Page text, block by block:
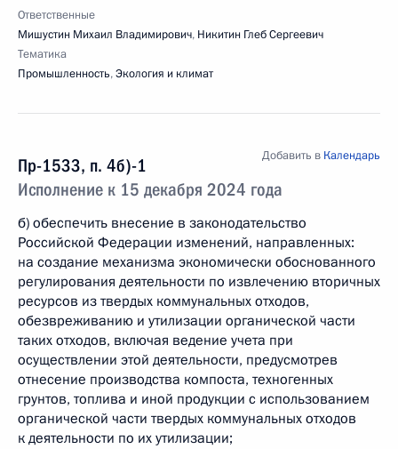
Ответственные
Мишустин Михаил Владимирович, Никитин Глеб Сергеевич
Тематика
Промышленность,Экология и климат
Пр-1533, п. 4б)-1
Исполнение к 15 декабря 2024 года
Добавить в Календарь
б) обеспечить внесение в законодательство
Российской Федерации изменений, направленных:
на создание механизма экономически обоснованного
регулирования деятельности по извлечению вторичных
ресурсов из твердых коммунальных отходов,
обезвреживанию и утилизации органической части
таких отходов, включая ведение учета при
осуществлении этой деятельности, предусмотрев
отнесение производства компоста, техногенных
грунтов, топлива и иной продукции с использованием
органической части твердых коммунальных отходов
к деятельности по их утилизации;